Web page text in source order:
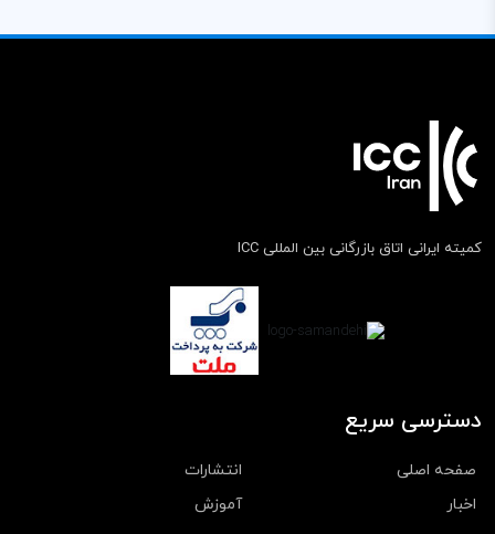
کمیته ایرانی اتاق بازرگانی بین المللی ICC
دسترسی سریع
صفحه اصلی
انتشارات
اخبار
آموزش